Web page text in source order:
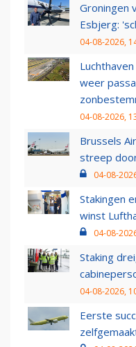
Groningen
Esbjerg:
04-08-2026,
weer
04-08-2026,
Brussels
streep
04-08-
Stakingen
winst
04-08-
Staking
04-08-2026,
Eerste